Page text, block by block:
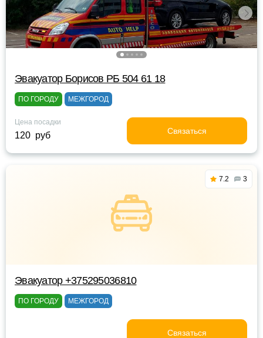
Эвакуатор Борисов РБ 504 61 18
ПО ГОРОДУ МЕЖГОРОД
Цена посадки
120 руб Связаться
7.2 3
Эвакуатор +375295036810
ПО ГОРОДУ МЕЖГОРОД
Связаться